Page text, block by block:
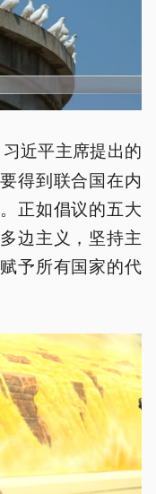
习近平主席提出的
得到联合国在内
正如倡议的五大
边主义，坚持主
予所有国家的代